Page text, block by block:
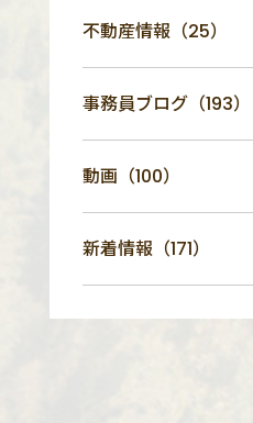
不動産情報（25）
事務員ブログ（193）
動画（100）
新着情報（171）